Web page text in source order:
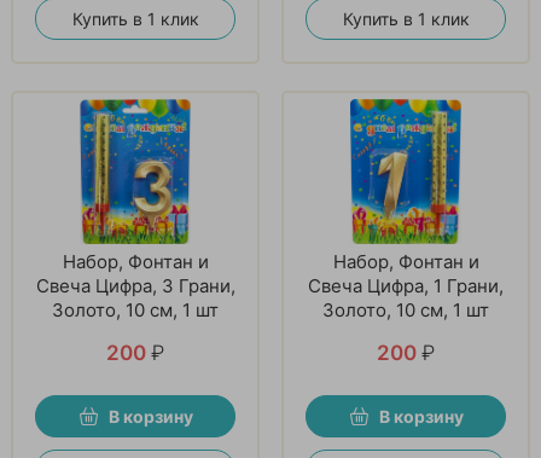
Купить в 1 клик Купить в 1 клик
Набор, Фонтан и
Свеча Цифра, 3 Грани,
Золото, 10 см, 1 шт
200 ₽
В корзину
Набор, Фонтан и
Свеча Цифра, 1 Грани,
Золото, 10 см, 1 шт
200 ₽
В корзину